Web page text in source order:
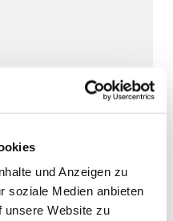
und Anzeigen zu
soziale Medien anbieten
unsere Website zu